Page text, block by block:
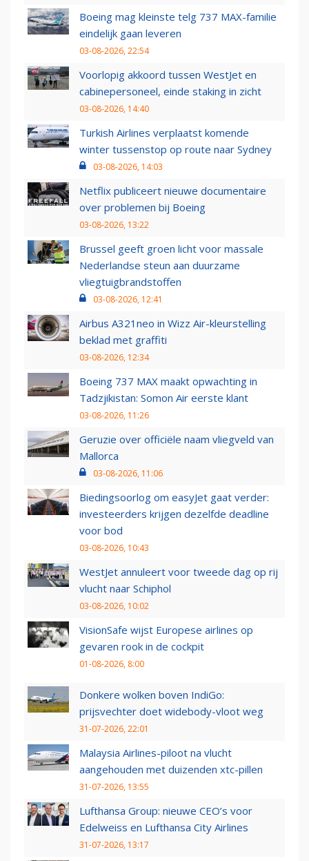
Boeing mag kleinste telg 737 MAX-familie
eindelijk gaan leveren
03-08-2026, 22:54
Voorlopig akkoord tussen WestJet en
cabinepersoneel, einde staking in zicht
03-08-2026, 14:40
Turkish Airlines verplaatst komende
winter tussenstop op route naar Sydney
03-08-2026, 14:03
Netflix publiceert nieuwe documentaire
over problemen bij Boeing
03-08-2026, 13:22
Brussel geeft groen licht voor massale
Nederlandse steun aan duurzame
vliegtuigbrandstoffen
03-08-2026, 12:41
Airbus A321neo in Wizz Air-kleurstelling
beklad met graffiti
03-08-2026, 12:34
Boeing 737 MAX maakt opwachting in
Tadzjikistan: Somon Air eerste klant
03-08-2026, 11:26
Geruzie over officiële naam vliegveld van
Mallorca
03-08-2026, 11:06
Biedingsoorlog om easyJet gaat verder:
investeerders krijgen dezelfde deadline
voor bod
03-08-2026, 10:43
WestJet annuleert voor tweede dag op rij
vlucht naar Schiphol
03-08-2026, 10:02
VisionSafe wijst Europese airlines op
gevaren rook in de cockpit
01-08-2026, 8:00
Donkere wolken boven IndiGo:
prijsvechter doet widebody-vloot weg
31-07-2026, 22:01
Malaysia Airlines-piloot na vlucht
aangehouden met duizenden xtc-pillen
31-07-2026, 13:55
Lufthansa Group: nieuwe CEO’s voor
Edelweiss en Lufthansa City Airlines
31-07-2026, 13:17